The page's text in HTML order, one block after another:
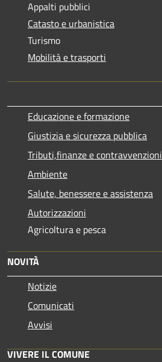
Appalti pubblici
Catasto e urbanistica
Turismo
Mobilità e trasporti
Educazione e formazione
Giustizia e sicurezza pubblica
Tributi,finanze e contravvenzioni
Ambiente
Salute, benessere e assistenza
Autorizzazioni
Agricoltura e pesca
NOVITÀ
Notizie
Comunicati
Avvisi
VIVERE IL COMUNE